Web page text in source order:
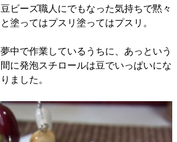
豆ビーズ職人にでもなった気持ちで黙々
と塗ってはプスリ塗ってはプスリ。
夢中で作業しているうちに、あっという
間に発泡スチロールは豆でいっぱいにな
りました。